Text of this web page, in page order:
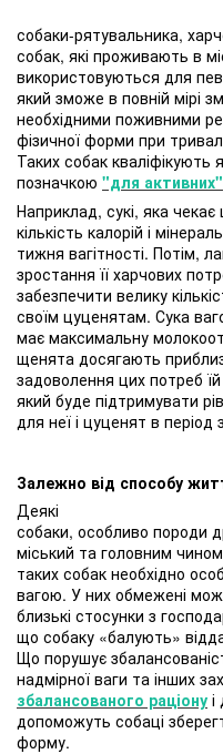
собаки-рятувальника,
собак, які проживають в
використовуються для
який зможе в повній мірі
необхідними поживними
фізичної форми при
Таких собак кваліфікують
позначкою "для активних"
Наприклад, сукі, яка
кількість калорій і
тижня вагітності. Потім,
зростання її харчових
забезпечити велику
своїм цуценятам. Сука
має максимальну
щенята досягають
задоволення цих потреб їй
який буде підтримувати
для неї і цуценят в період
Залежно від способу
Деякі
собаки, особливо породи
міський та головним
таких собак необхідно
вагою. У них обмежені
близькі стосунки з
що собаку «балують»
Що порушує
надмірної ваги та інших
збалансованого раціону
допоможуть собаці
форму.